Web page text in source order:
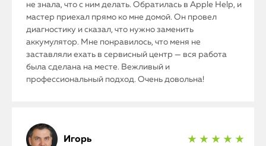
не знала, что с ним делать. Обратилась в Apple Help, и
мастер приехал прямо ко мне домой. Он провел
диагностику и сказал, что нужно заменить
аккумулятор. Мне понравилось, что меня не
заставляли ехать в сервисный центр — вся работа
была сделана на месте. Вежливый и
профессиональный подход. Очень довольна!
Игорь ★ ★ ★ ★ ★